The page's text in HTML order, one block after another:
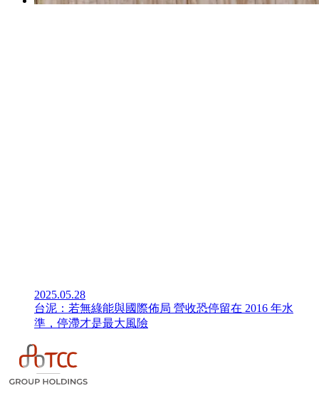
2025.05.28
台泥：若無綠能與國際佈局 營收恐停留在 2016 年水
準，停滯才是最大風險